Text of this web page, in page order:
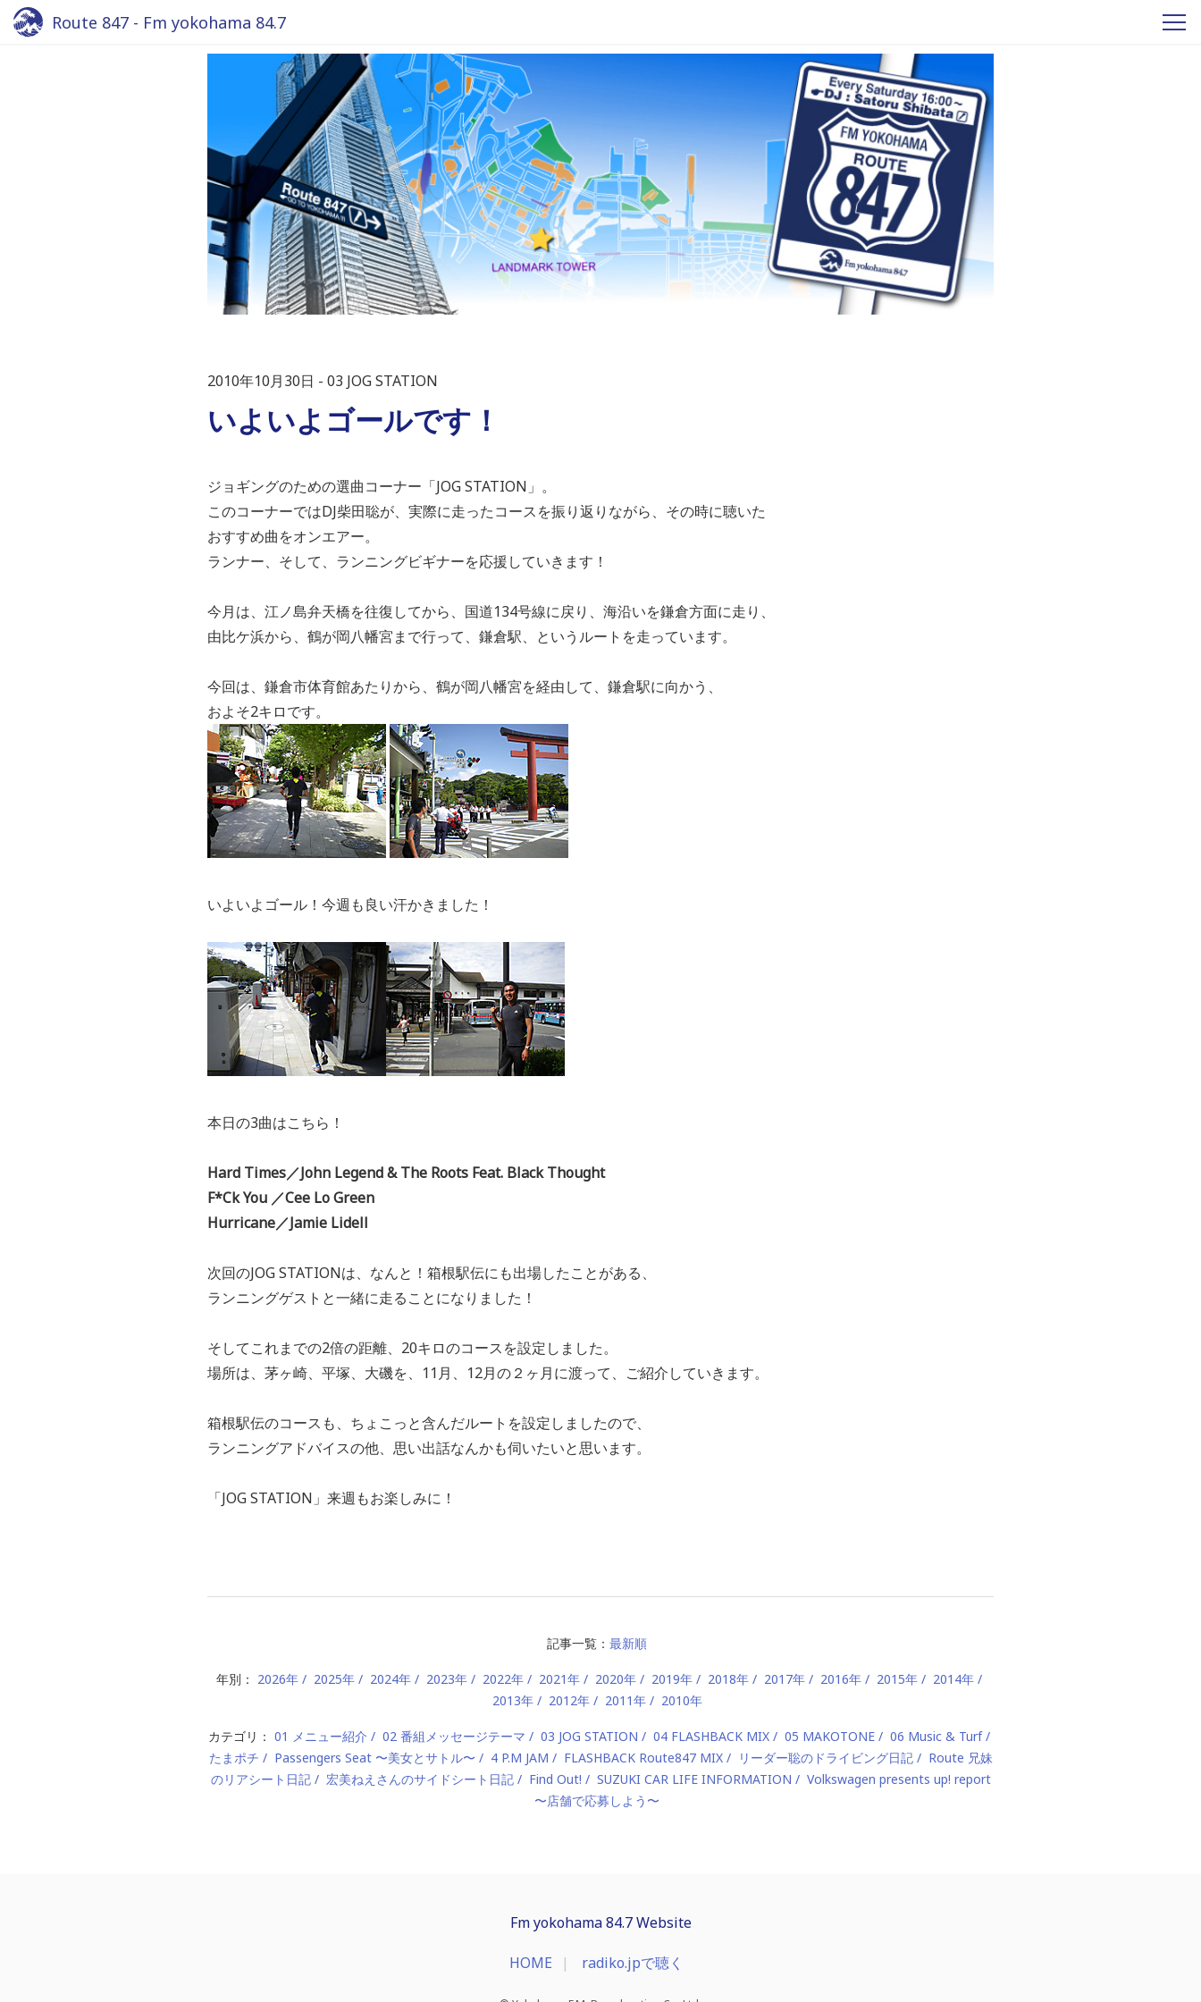
Route 847 - Fm yokohama 84.7
2010年10月30日 03 JOG STATION
いよいよゴールです！
ジョギングのための選曲コーナー「JOG STATION」。
このコーナーではDJ柴田聡が、実際に走ったコースを振り返りながら、その時に聴いた
おすすめ曲をオンエアー。
ランナー、そして、ランニングビギナーを応援していきます！
今月は、江ノ島弁天橋を往復してから、国道134号線に戻り、海沿いを鎌倉方面に走り、
由比ケ浜から、鶴が岡八幡宮まで行って、鎌倉駅、というルートを走っています。
今回は、鎌倉市体育館あたりから、鶴が岡八幡宮を経由して、鎌倉駅に向かう、
およそ2キロです。
いよいよゴール！今週も良い汗かきました！
本日の3曲はこちら！
Hard Times／John Legend & The Roots Feat. Black Thought
F*Ck You ／Cee Lo Green
Hurricane／Jamie Lidell
次回のJOG STATIONは、なんと！箱根駅伝にも出場したことがある、
ランニングゲストと一緒に走ることになりました！
そしてこれまでの2倍の距離、20キロのコースを設定しました。
場所は、茅ヶ崎、平塚、大磯を、11月、12月の２ヶ月に渡って、ご紹介していきます。
箱根駅伝のコースも、ちょこっと含んだルートを設定しましたので、
ランニングアドバイスの他、思い出話なんかも伺いたいと思います。
「JOG STATION」来週もお楽しみに！
記事一覧： 最新順
年別： 2026年 2025年 2024年 2023年 2022年 2021年 2020年 2019年 2018年 2017年 2016年 2015年
2014年
2013年
2012年 2011年 2010年
カテゴリ： 01 メニュー紹介 02 番組メッセージテーマ 03 JOG STATION 04 FLASHBACK MIX 05 MAKOTONE
06 Music & Turf
たまポチ
Passengers Seat 〜美女とサトル〜 4 P.M JAM FLASHBACK Route847 MIX リーダー聡のドライビング日記
Route 兄妹
のリアシート日記
宏美ねえさんのサイドシート日記 Find Out! SUZUKI CAR LIFE INFORMATION
Volkswagen presents up! report
〜店舗で応募しよう〜
Fm yokohama 84.7 Website
HOME radiko.jpで聴く